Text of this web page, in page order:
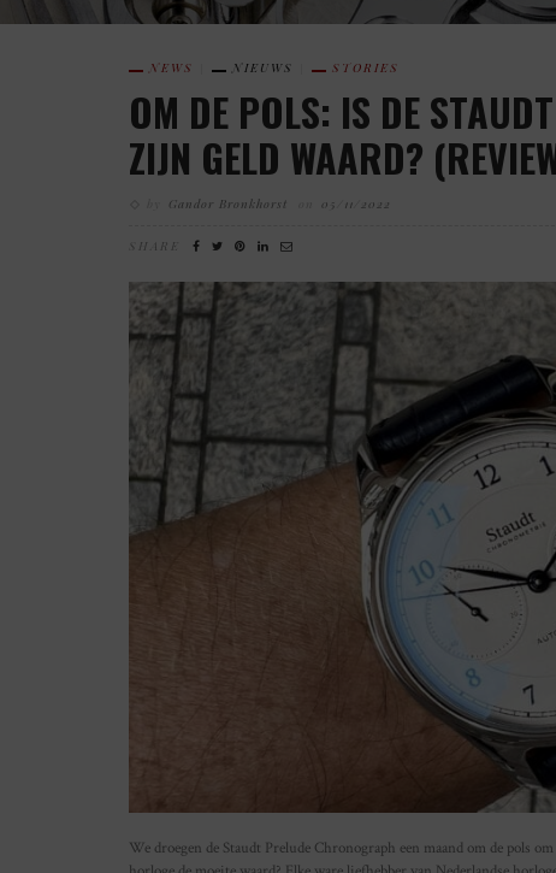
NEWS NIEUWS STORIES
OM DE POLS: IS DE
ZIJN GELD WAARD?
Gandor Bronkhorst 05/11/2022
SHARE
We droegen de Staudt Prelude Chronograph een maand om de pols